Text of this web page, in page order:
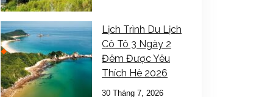
Lịch Trình Du Lịch
Cô Tô 3 Ngày 2
Đêm Được Yêu
Thích Hè 2026
30 Tháng 7, 2026